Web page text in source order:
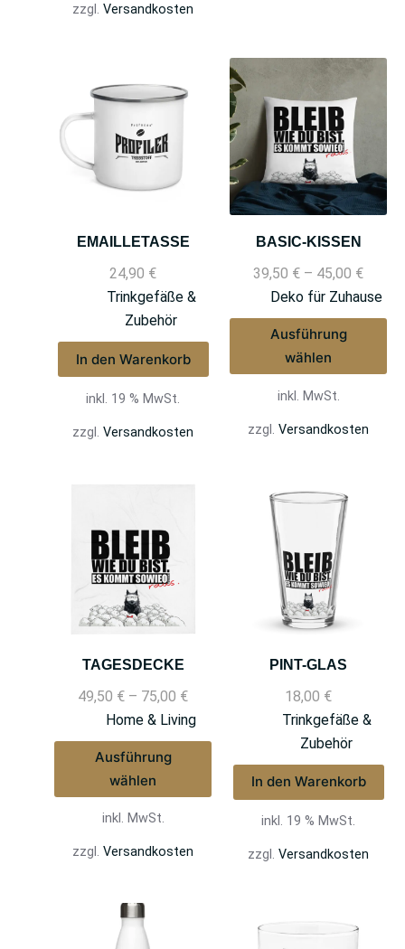
zzgl. Versandkosten
EMAILLETASSE
24,90 €
Trinkgefäße &
Zubehör
In den Warenkorb
inkl. 19 % MwSt.
zzgl. Versandkosten
BASIC-KISSEN
39,50 € – 45,00 €
Deko für Zuhause
Ausführung
wählen
inkl. MwSt.
zzgl. Versandkosten
TAGESDECKE
49,50 € – 75,00 €
Home & Living
Ausführung
wählen
inkl. MwSt.
zzgl. Versandkosten
PINT-GLAS
18,00 €
Trinkgefäße &
Zubehör
In den Warenkorb
inkl. 19 % MwSt.
zzgl. Versandkosten